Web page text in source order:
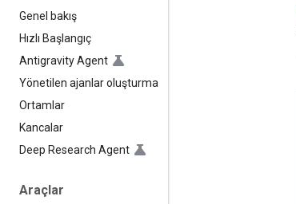
Genel bakış
Hızlı Başlangıç
Antigravity Agent
Yönetilen ajanlar oluşturma
Ortamlar
Kancalar
Deep Research Agent
Araçlar